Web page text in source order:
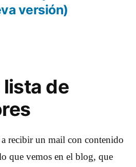
versión)
lista de
recibir un mail con contenido
que vemos en el blog, que